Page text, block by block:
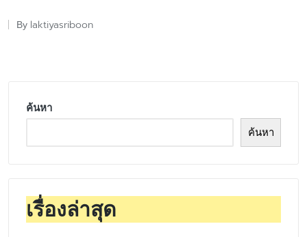
Posted
By laktiyasriboon
ค้นหา
ค้นหา
เรื่องล่าสุด